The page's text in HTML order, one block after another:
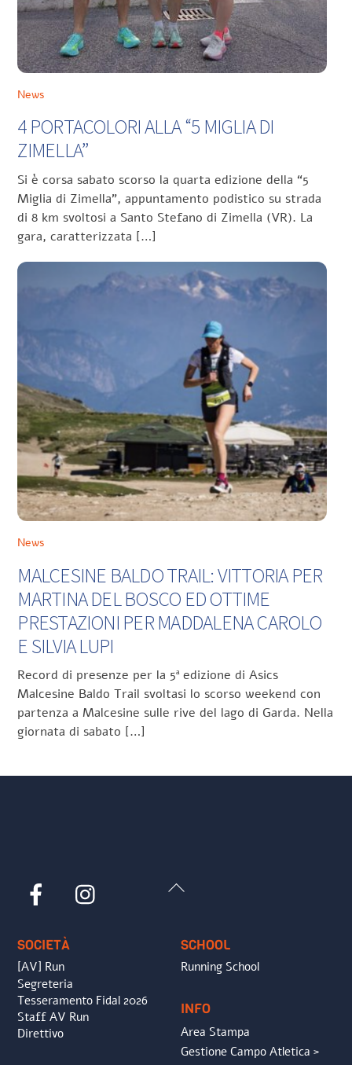
News
4 PORTACOLORI ALLA “5 MIGLIA DI
ZIMELLA”
Si è corsa sabato scorso la quarta edizione della “5
Miglia di Zimella”, appuntamento podistico su strada
di 8 km svoltosi a Santo Stefano di Zimella (VR). La
gara, caratterizzata […]
News
MALCESINE BALDO TRAIL: VITTORIA PER
MARTINA DEL BOSCO ED OTTIME
PRESTAZIONI PER MADDALENA CAROLO
E SILVIA LUPI
Record di presenze per la 5ª edizione di Asics
Malcesine Baldo Trail svoltasi lo scorso weekend con
partenza a Malcesine sulle rive del lago di Garda. Nella
giornata di sabato […]
Back
Facebook
SOCIETÀ
[AV] Run
Segreteria
Tesseramento Fidal 2026
Staff AV Run
Direttivo
SCHOOL
Running School
INFO
Area Stampa
Gestione Campo Atletica >